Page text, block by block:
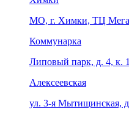
МО, г. Химки, ТЦ
Коммунарка
Липовый парк, д. 4, к.
Алексеевская
ул. 3-я Мытищинская,